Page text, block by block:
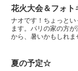
花火大会＆フォト
ナオです！ちょっと
ます。パリの家の方
から、暑いかもしれ
夏の予定☆